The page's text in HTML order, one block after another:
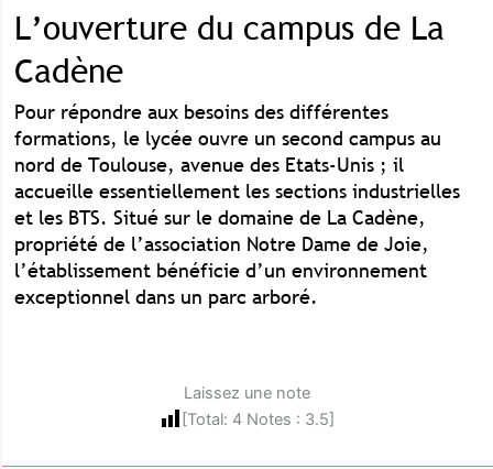
L’ouverture du campus de La
Cadène
Pour répondre aux besoins des différentes
formations, le lycée ouvre un second campus au
nord de Toulouse, avenue des Etats-Unis ; il
accueille essentiellement les sections industrielles
et les BTS. Situé sur le domaine de La Cadène,
propriété de l’association Notre Dame de Joie,
l’établissement bénéficie d’un environnement
exceptionnel dans un parc arboré.
Laissez une note
[Total: 4Notes : 3.5